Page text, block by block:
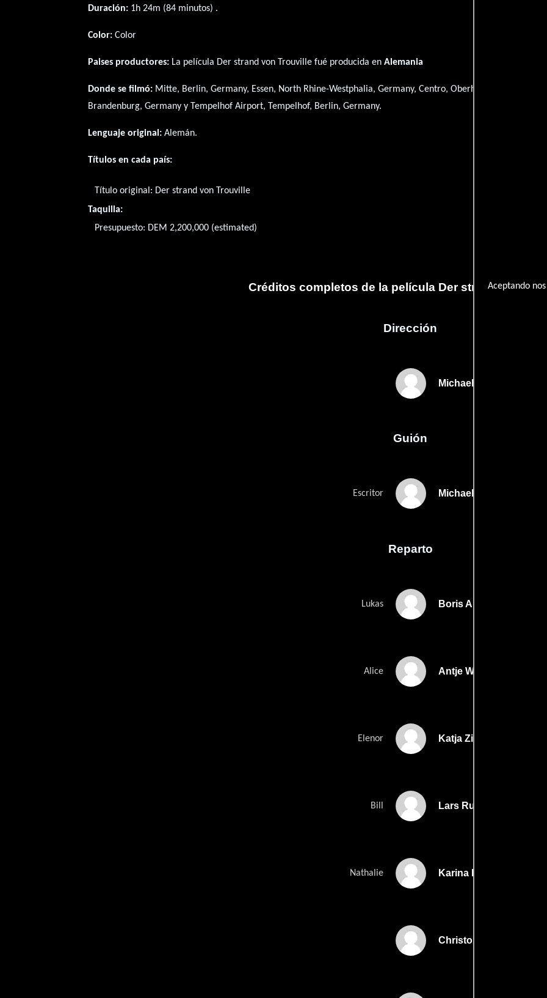
Aceptando
Duración: 1h 24m (84 minutos) .
Color: Color
Paises productores: La película Der strand von Trouville fué producida enAlemania
Donde se filmó: Mitte, Berlin, Germany, Essen, North Rhine-Westphalia, Germany, Centro, Oberhausen, North
Brandenburg, Germany y Tempelhof Airport, Tempelhof, Berlin, Germany.
Lenguaje original: Alemán.
Títulos en cada país:
Título original: Der strand von Trouville
Taquilla:
Presupuesto: DEM 2,200,000 (estimated)
Créditos completos de la película Der strand von
Dirección
Michael Hofmann
Guión
Escritor Michael Hofmanns
Reparto
Lukas Boris Aljinovic
Alice Antje Westermann
Elenor Katja Zinsmeister
Bill Lars Rudolph
Nathalie Karina Krawczyk
Christoph Zapatka